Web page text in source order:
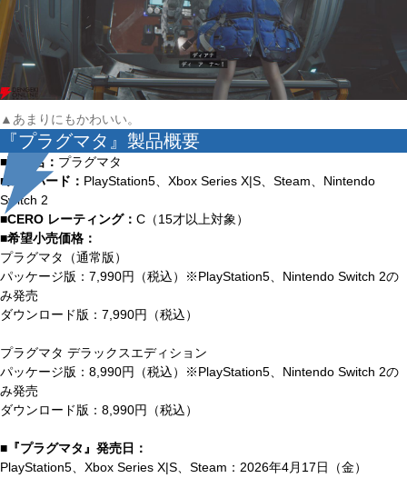
▲あまりにもかわいい。
『プラグマタ』製品概要
■商品名： プラグマタ
■対応ハード： PlayStation5、Xbox Series X|S、Steam、Nintendo
Switch 2
■CERO レーティング： C（15才以上対象）
■希望小売価格：
プラグマタ（通常版）
パッケージ版：7,990円（税込）※PlayStation5、Nintendo Switch 2の
み発売
ダウンロード版：7,990円（税込）
プラグマタ デラックスエディション
パッケージ版：8,990円（税込）※PlayStation5、Nintendo Switch 2の
み発売
ダウンロード版：8,990円（税込）
■『プラグマタ』発売日：
PlayStation5、Xbox Series X|S、Steam：2026年4月17日（金）